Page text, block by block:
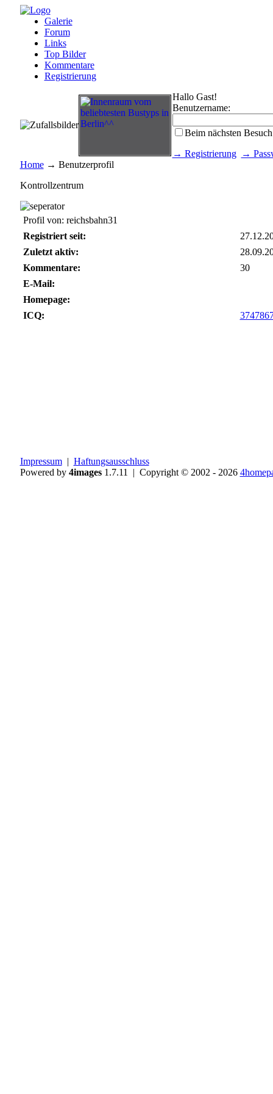
Galerie
Forum
Links
Top Bilder
Kommentare
Registrierung
Hallo Gast!
Benutzername:
Beim nächsten
→ Registrierung
→
Home→ Benutzerprofil
Kontrollzentrum
Profil von: reichsbahn31
Registriert seit:
Zuletzt aktiv:
Kommentare:
30
E-Mail:
Homepage:
ICQ:
Impressum| Haftungsausschluss
Powered by 4images1.7.11 | Copyright © 2002 - 2026